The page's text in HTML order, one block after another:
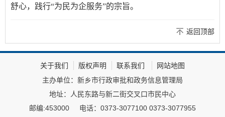
舒心，践行“为民为企服务”的宗旨。
返回顶部
关于我们 版权声明 联系我们
网站地图
主办单位：新乡市行政审批和政务信息管理局
地址：人民东路与新二街交叉口市民中心
邮编:453000
电话：0373-3077100 0373-3077955